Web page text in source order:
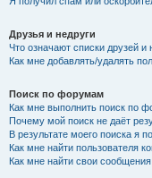
Друзья и недруги
Что означают списки друзей и
Как мне добавлять/удалять
Поиск по форумам
Как мне выполнить поиск по
Почему мой поиск не даёт
В результате моего поиска я
Как мне найти пользователя
Как мне найти свои